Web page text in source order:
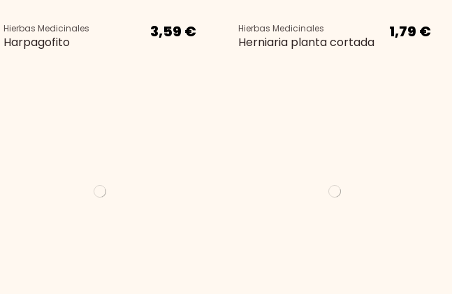
Hierbas Medicinales
Harpagofito
3,59 € Hierbas Medicinales
Herniaria planta cortada
1,79 €